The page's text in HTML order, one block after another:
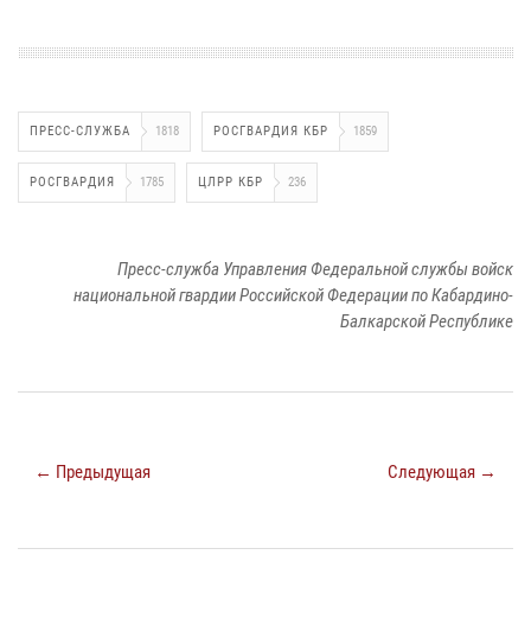
ПРЕСС-СЛУЖБА 1818 РОСГВАРДИЯ КБР 1859
РОСГВАРДИЯ 1785 ЦЛРР КБР 236
Пресс-служба Управления Федеральной службы войск
национальной гвардии Российской Федерации по Кабардино-
Балкарской Республике
← Предыдущая Следующая →